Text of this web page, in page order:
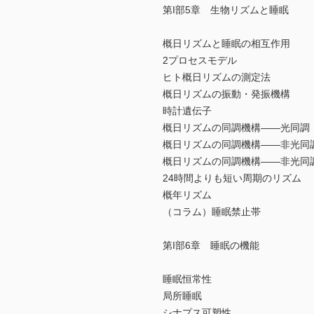
第I部5章 生物リズムと睡眠
概日リズムと睡眠の相互作用
2プロセスモデル
ヒト概日リズムの測定法
概日リズムの振動・発振機構
時計遺伝子
概日リズムの同調機構――光同調
概日リズムの同調機構――非光同
概日リズムの同調機構――非光同
24時間よりも短い周期のリズム
概年リズム
（コラム）睡眠禁止帯
第I部6章 睡眠の機能
睡眠恒常性
局所睡眠